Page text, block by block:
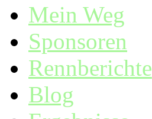
Mein Weg
Sponsoren
Rennberichte
Blog